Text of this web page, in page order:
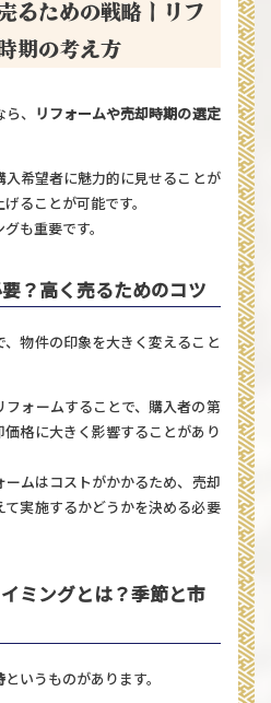
るための戦略｜リフ
期の考え方
、 リフォームや売却時期の選定
希望者に魅力的に見せることが
ることが可能です。
も重要です。
？高く売るためのコツ
物件の印象を大きく変えること
フォームすることで、購入者の第
格に大きく影響することがあり
ムはコストがかかるため、売却
実施するかどうかを決める必要
ミングとは？季節と市
というものがあります。